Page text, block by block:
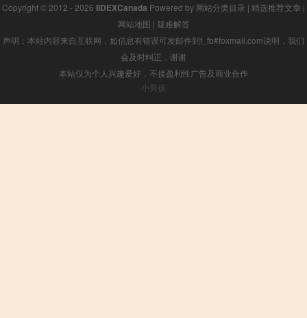
Copyright © 2012 - 2026 IIDEXCanada Powered by 网站分类目录 | 精选推荐文章 |
网站地图 | 疑难解答
声明：本站内容来自互联网，如信息有错误可发邮件到f_fb#foxmail.com说明，我们
会及时纠正，谢谢
本站仅为个人兴趣爱好，不接盈利性广告及商业合作
小男孩